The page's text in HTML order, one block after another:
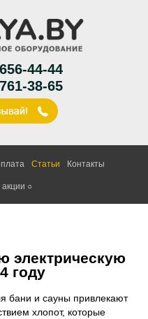
656-44-44
761-38-65
Статьи Контакты
○
электрическую
году
бани и сауны привлекают
хлопот, которые